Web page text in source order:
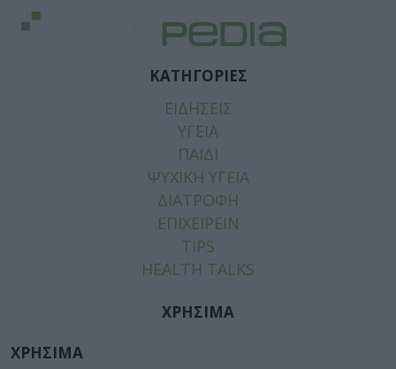
ΚΑΤΗΓΟΡΙΕΣ
ΕΙΔΗΣΕΙΣ
ΥΓΕΙΑ
ΠΑΙΔΙ
ΨΥΧΙΚΗ ΥΓΕΙΑ
ΔΙΑΤΡΟΦΗ
ΕΠΙΧΕΙΡΕΙΝ
TIPS
HEALTH TALKS
ΧΡΗΣΙΜΑ
ΧΡΗΣΙΜΑ